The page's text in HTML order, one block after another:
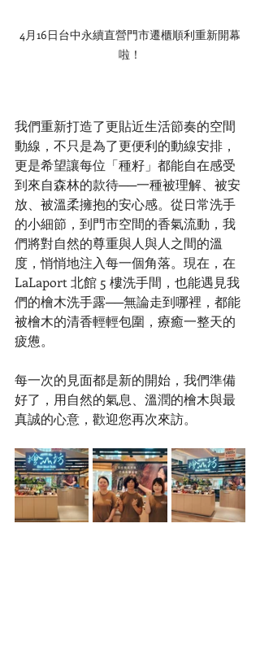
4月16日台中永續直營門市遷櫃順利重新開幕
啦！
我們重新打造了更貼近生活節奏的空間
動線，不只是為了更便利的動線安排，
更是希望讓每位「種籽」都能自在感受
到來自森林的款待──一種被理解、被安
放、被溫柔擁抱的安心感。從日常洗手
的小細節，到門市空間的香氣流動，我
們將對自然的尊重與人與人之間的溫
度，悄悄地注入每一個角落。現在，在
LaLaport 北館 5 樓洗手間，也能遇見我
們的檜木洗手露──無論走到哪裡，都能
被檜木的清香輕輕包圍，療癒一整天的
疲憊。
每一次的見面都是新的開始，我們準備
好了，用自然的氣息、溫潤的檜木與最
真誠的心意，歡迎您再次來訪。